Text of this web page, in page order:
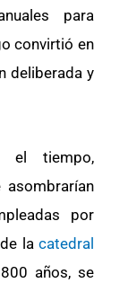
para
convirtió en
deliberada y
el tiempo,
asombrarían
por
la catedral
años, se